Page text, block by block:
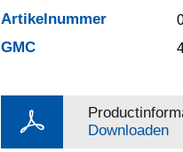
Artikelnummer
GMC
Downloaden